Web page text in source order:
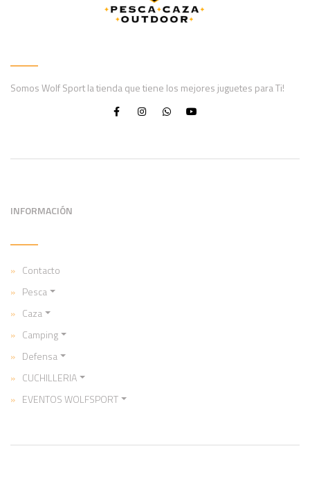
Somos Wolf Sport la tienda que tiene los mejores juguetes para Ti!
INFORMACIÓN
Contacto
Pesca
Caza
Camping
Defensa
CUCHILLERIA
EVENTOS WOLFSPORT